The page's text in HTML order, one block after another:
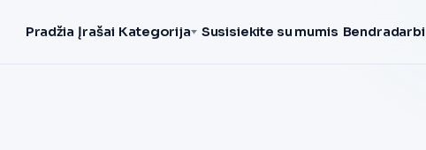
Pradžia Įrašai Kategorija Susisiekite su mumis